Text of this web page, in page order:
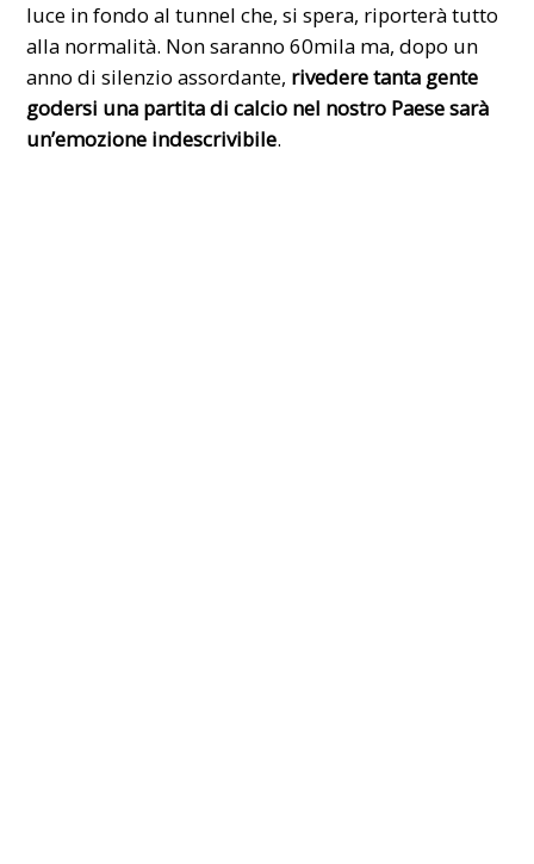
luce in fondo al tunnel che, si spera, riporterà tutto
alla normalità. Non saranno 60mila ma, dopo un
anno di silenzio assordante, rivedere tanta gente
godersi una partita di calcio nel nostro Paese sarà
un’emozione indescrivibile.